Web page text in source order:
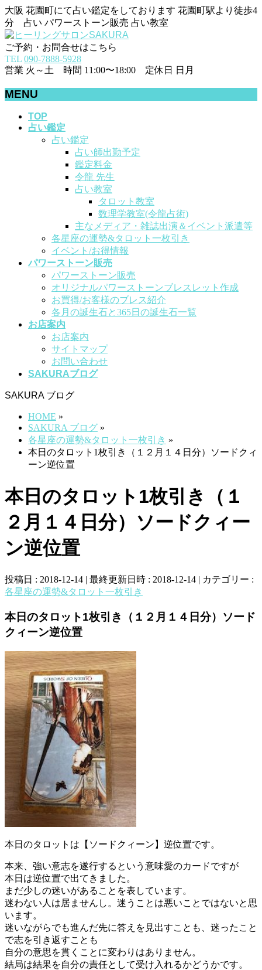
大阪 花園町にて占い鑑定をしております 花園町駅より徒歩4
分 占い パワーストーン販売 占い教室
ご予約・お問合せはこちら
TEL 090-7888-5928
営業 火～土 時間 11:00〜18:00 定休日 日月
MENU
TOP
占い鑑定
占い鑑定
占い師出勤予定
鑑定料金
令龍 先生
占い教室
タロット教室
数理学教室(令龍占術)
主なメディア・雑誌出演＆イベント派遣等
各星座の運勢&タロット一枚引き
イベント/お得情報
パワーストーン販売
パワーストーン販売
オリジナルパワーストーンブレスレット作成
お買得/お客様のブレス紹介
各月の誕生石と365日の誕生石一覧
お店案内
お店案内
サイトマップ
お問い合わせ
SAKURAブログ
SAKURA ブログ
HOME »
SAKURA ブログ »
各星座の運勢&タロット一枚引き »
本日のタロット1枚引き（１２月１４日分）ソードクィ
ーン逆位置
本日のタロット1枚引き（１
２月１４日分）ソードクィー
ン逆位置
投稿日 : 2018-12-14 最終更新日時 : 2018-12-14
カテゴリー :
各星座の運勢&タロット一枚引き
本日のタロット1枚引き（１２月１４日分）ソード
クィーン逆位置
本日のタロットは【ソードクィーン】逆位置です。
本来、強い意志を遂行するという意味愛のカードですが
本日は逆位置で出てきました。
まだ少しの迷いがあることを表しています。
迷わない人は居ませんし。迷うことは悪いことではないと思
います。
迷いながらでも進んだ先に答えを見出すことも、迷ったこと
で志を引き返すことも
自分の意思を貫くことに変わりはありません。
結局は結果を自分の責任として受け入れるかどうかです。